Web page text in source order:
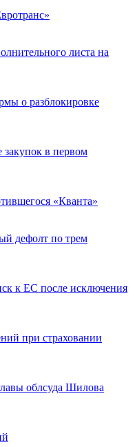
листа на
о разблокировке
в первом
«Кванта»
дефолт по трем
к ЕС после исключения
при страховании
облсуда Шилова